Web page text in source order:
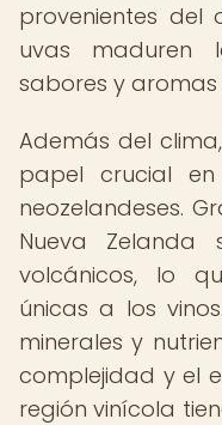
provenientes
uvas maduren
sabores y aromas
Además del
papel crucial
neozelandeses.
Nueva Zelanda
volcánicos, lo
únicas a los
minerales y
complejidad y el
región vinícola